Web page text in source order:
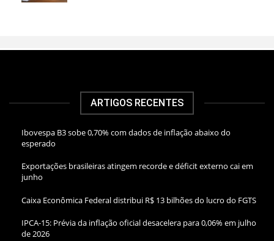
ARTIGOS RECENTES
Ibovespa B3 sobe 0,70% com dados de inflação abaixo do
esperado
Exportações brasileiras atingem recorde e déficit externo cai em
junho
Caixa Econômica Federal distribui R$ 13 bilhões do lucro do FGTS
IPCA-15: Prévia da inflação oficial desacelera para 0,06% em julho
de 2026